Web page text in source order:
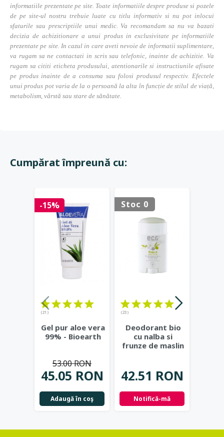
informatiile prezentate pe site. Toate informatiile despre produse si pozele
de pe site-ul nostru trebuie luate cu titlu informativ si nu pot inlocui
sfaturile sau prescriptiile unui medic. Va recomandam sa nu va bazati
decizia de achizitionare a unui produs in exclusivitate pe informatiile
prezentate pe site. In cazul in care aveti nevoie de informatii suplimentare,
va rugam sa ne contactati in scris sau telefonic, inainte de achizitie. Va
rugam sa cititi eticheta produsului, atentionarile si instructiunile afisate
pe produs inainte de a consuma sau folosi produsul respectiv. Efectele
unui produs pot varia de la o persoană la alta în funcție de stilul de viață,
metabolism, vârstă sau stare de sănătate.
Cumpărat împreună cu:
-15%
(21)
Gel pur aloe vera
99% - Bioearth
45.05 RON
53.00 RON
Adaugă în coş
Stoc 0
(23)
Deodorant bio
cu nalba si
frunze de maslin
42.51 RON
Notifică-mă